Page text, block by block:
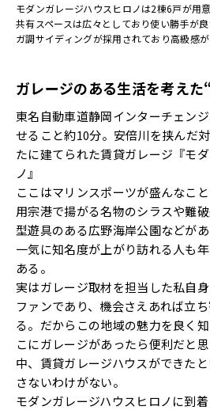
モダンガレージハウスヒロノは2棟6戸が用
共有スペースは広々としており使い勝手が
ガ調サイディングが採用されており高級感が
ガレージのある生活を考えた
東名自動車道静岡インターチェン
せること約10分。安倍川を挟んだ
たに建てられた賃貸ガレージ『モ
ノ』
ここはマリンスポーツが盛んなこ
用宗港で揚がる名物のシラスや難
型遊具のある広野海岸公園などが
一気に知名度が上がり訪れる人も
ある。
実はガレージ取材を担当した私自
ファンであり、機会さえあれば立
る。だからこの地域の魅力を良く
こにガレージがあったら便利だと
中、賃貸ガレージハウスができた
さないわけがない。
モダンガレージハウスヒロノに到